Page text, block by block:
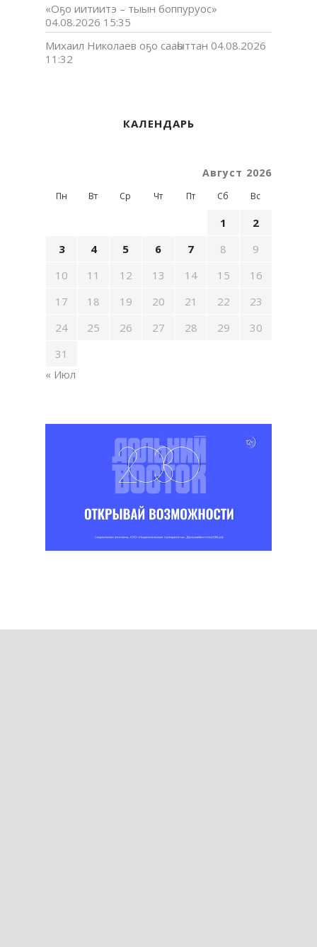
«Оҕо иитиитэ – тыын боппуруос»
04.08.2026 15:35
Михаил Николаев оҕо сааһыттан 04.08.2026
11:32
КАЛЕНДАРЬ
Август 2026
Пн Вт Ср Чт Пт Сб Вс
1
2
3
4 5 6 7 8
9
10
11 12 13 14 15
16
17
18 19 20 21 22
23
24
25 26 27 28 29
30
31
« Июл